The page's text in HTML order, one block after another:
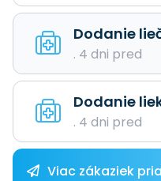
Dodanie
. 4 dni pred
Dodanie
. 4 dni pred
Viac zákaziek